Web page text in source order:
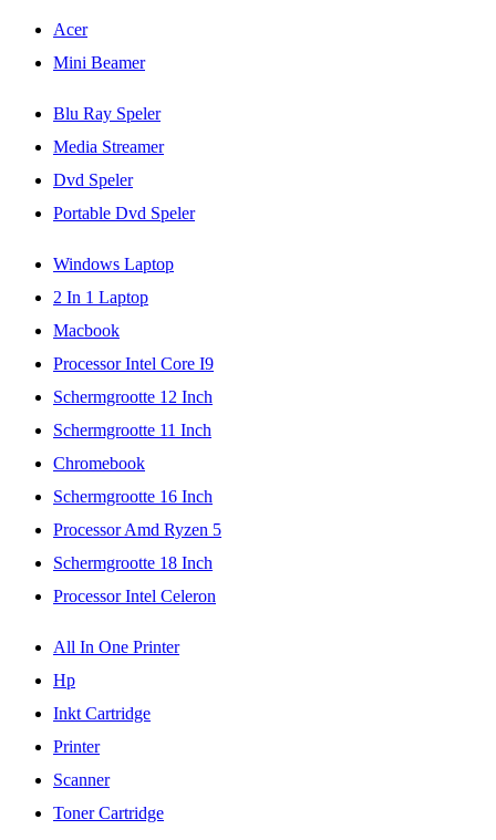
Acer
Mini Beamer
Blu Ray Speler
Media Streamer
Dvd Speler
Portable Dvd Speler
Windows Laptop
2 In 1 Laptop
Macbook
Processor Intel Core I9
Schermgrootte 12 Inch
Schermgrootte 11 Inch
Chromebook
Schermgrootte 16 Inch
Processor Amd Ryzen 5
Schermgrootte 18 Inch
Processor Intel Celeron
All In One Printer
Hp
Inkt Cartridge
Printer
Scanner
Toner Cartridge